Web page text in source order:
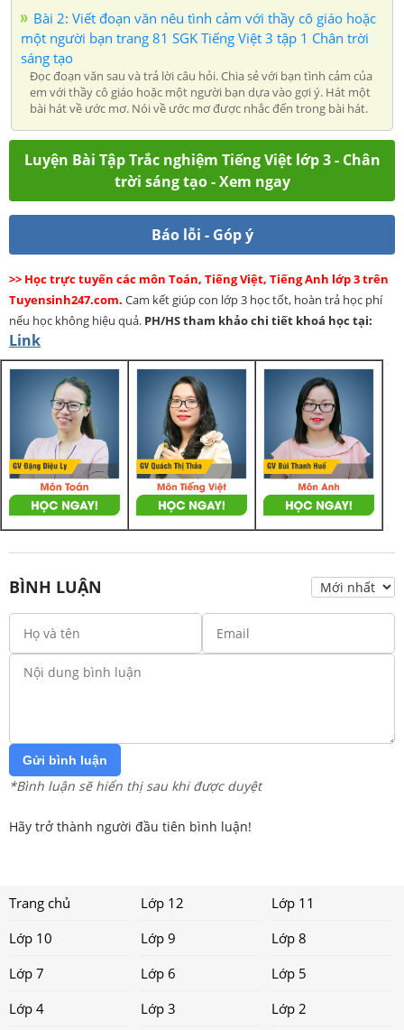
Bài 2: Viết đoạn văn nêu tình cảm với thầy cô giáo hoặc
một người bạn trang 81 SGK Tiếng Việt 3 tập 1 Chân trời
sáng tạo
Đọc đoạn văn sau và trả lời câu hỏi. Chia sẻ với bạn tình cảm của
em với thầy cô giáo hoặc một người bạn dựa vào gợi ý. Hát một
bài hát về ước mơ. Nói về ước mơ được nhắc đến trong bài hát.
Luyện Bài Tập Trắc nghiệm Tiếng Việt lớp 3 - Chân
trời sáng tạo - Xem ngay
Báo lỗi - Góp ý
>> Học trực tuyến các môn Toán, Tiếng Việt, Tiếng Anh lớp 3 trên
Tuyensinh247.com. Cam kết giúp con lớp 3 học tốt, hoàn trả học phí
nếu học không hiệu quả. PH/HStham khảo chi tiết khoá học tại:
Link
BÌNH LUẬN
Gửi bình luận
*Bình luận sẽ hiển thị sau khi được duyệt
Hãy trở thành người đầu tiên bình luận!
Trang chủ Lớp 12
Lớp 11
Lớp 10
Lớp 9
Lớp 8
Lớp 7
Lớp 6
Lớp 5
Lớp 4
Lớp 3 Lớp 2